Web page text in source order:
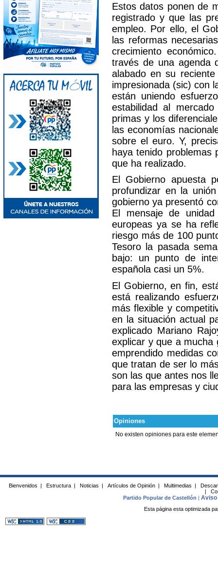
Estos datos ponen de
registrado y que las
empleo. Por ello, el
las reformas
crecimiento
través de una agenda
alabado en su
impresionada (sic) con
están uniendo
estabilidad al
primas y los
las economías
sobre el euro. Y,
haya tenido problemas
que ha realizado.
El Gobierno apuesta
profundizar en la
gobierno ya presentó
El mensaje de
europeas ya se ha
riesgo más de 100
Tesoro la pasada
bajo: un punto de
española casi un 5%.
El Gobierno, en fin,
está realizando
más flexible y
en la situación actual
explicado Mariano
explicar y que a mucha
emprendido medidas
que tratan de ser lo
son las que antes nos
para las empresas y
Opiniones
No existen opiniones para este
Bienvenidos | Estructura | Noticias | Artículos de Opinión | Multimedias |
|
Partido Popular de Castellón |Aviso
Esta página esta optimizada